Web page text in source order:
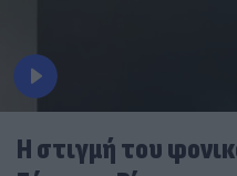
Η στιγμή του